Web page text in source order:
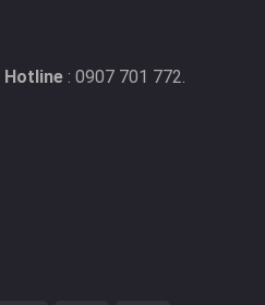
Hotline : 0907 701 772.